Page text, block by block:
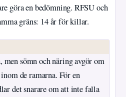
göra en bedömning. RFSU och
gräns: 14 år för killar.
men sömn och näring avgör om
de ramarna. För en
det snarare om att inte falla